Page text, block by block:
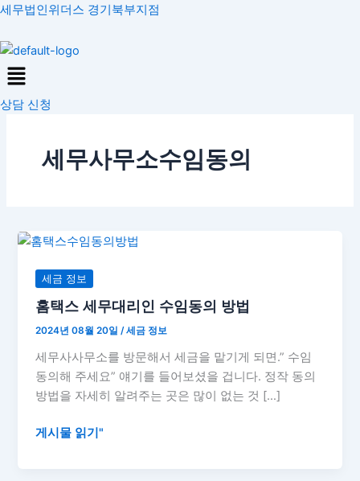
콘
츠
로
건
너
세무법인위더스 경기북부지점
Menu
상담 신청
세무사무소수임동의
세금 정보
홈택스 세무대리인 수임동의 방법
2024년 08월 20일/세금 정보
세무사사무소를 방문해서 세금을 맡기게 되면.” 수임
동의해 주세요” 얘기를 들어보셨을 겁니다. 정작 동의
방법을 자세히 알려주는 곳은 많이 없는 것 […]
홈
스
세
무
대
리
인
수
동
게시물 읽기"